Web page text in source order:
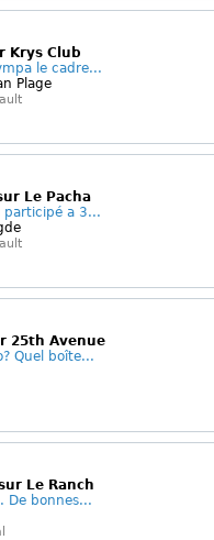
Krys Club
le cadre...
Plage
Le Pacha
participé a 3...
25th Avenue
Quel boîte...
Le Ranch
De bonnes...